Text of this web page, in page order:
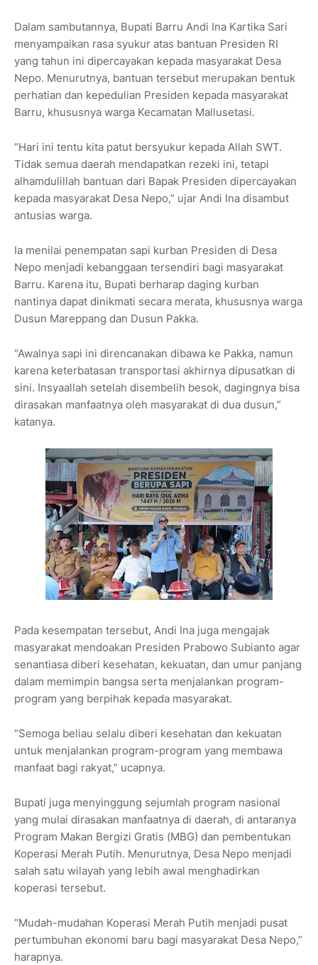
Dalam sambutannya, Bupati Barru Andi Ina Kartika Sari
menyampaikan rasa syukur atas bantuan Presiden RI
yang tahun ini dipercayakan kepada masyarakat Desa
Nepo. Menurutnya, bantuan tersebut merupakan bentuk
perhatian dan kepedulian Presiden kepada masyarakat
Barru, khususnya warga Kecamatan Mallusetasi.
“Hari ini tentu kita patut bersyukur kepada Allah SWT.
Tidak semua daerah mendapatkan rezeki ini, tetapi
alhamdulillah bantuan dari Bapak Presiden dipercayakan
kepada masyarakat Desa Nepo,” ujar Andi Ina disambut
antusias warga.
Ia menilai penempatan sapi kurban Presiden di Desa
Nepo menjadi kebanggaan tersendiri bagi masyarakat
Barru. Karena itu, Bupati berharap daging kurban
nantinya dapat dinikmati secara merata, khususnya warga
Dusun Mareppang dan Dusun Pakka.
“Awalnya sapi ini direncanakan dibawa ke Pakka, namun
karena keterbatasan transportasi akhirnya dipusatkan di
sini. Insyaallah setelah disembelih besok, dagingnya bisa
dirasakan manfaatnya oleh masyarakat di dua dusun,”
katanya.
Pada kesempatan tersebut, Andi Ina juga mengajak
masyarakat mendoakan Presiden Prabowo Subianto agar
senantiasa diberi kesehatan, kekuatan, dan umur panjang
dalam memimpin bangsa serta menjalankan program-
program yang berpihak kepada masyarakat.
“Semoga beliau selalu diberi kesehatan dan kekuatan
untuk menjalankan program-program yang membawa
manfaat bagi rakyat,” ucapnya.
Bupati juga menyinggung sejumlah program nasional
yang mulai dirasakan manfaatnya di daerah, di antaranya
Program Makan Bergizi Gratis (MBG) dan pembentukan
Koperasi Merah Putih. Menurutnya, Desa Nepo menjadi
salah satu wilayah yang lebih awal menghadirkan
koperasi tersebut.
“Mudah-mudahan Koperasi Merah Putih menjadi pusat
pertumbuhan ekonomi baru bagi masyarakat Desa Nepo,”
harapnya.